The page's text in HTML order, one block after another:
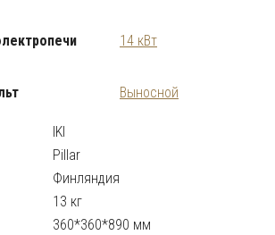
14 кВт
Выносной
IKI
Pillar
Финляндия
13 кг
360*360*890 мм